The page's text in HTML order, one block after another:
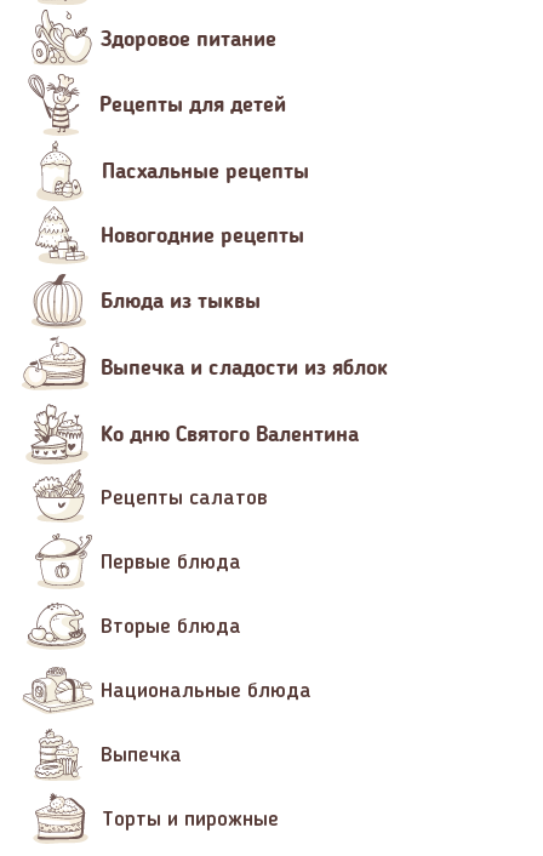
Здоровое питание
Рецепты для детей
Пасхальные рецепты
Новогодние рецепты
Блюда из тыквы
Выпечка и сладости из яблок
Ко дню Святого Валентина
Рецепты салатов
Первые блюда
Вторые блюда
Национальные блюда
Выпечка
Торты и пирожные